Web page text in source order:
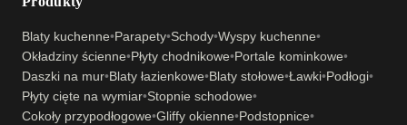
Blaty kuchenne•Parapety•Schody•Wyspy kuchenne•
Okładziny ścienne•Płyty chodnikowe•Portale kominkowe•
Daszki na mur•Blaty łazienkowe•Blaty stołowe•Ławki•Podłogi•
Płyty cięte na wymiar•Stopnie schodowe•
Cokoły przypodłogowe•Gliffy okienne•Podstopnice•